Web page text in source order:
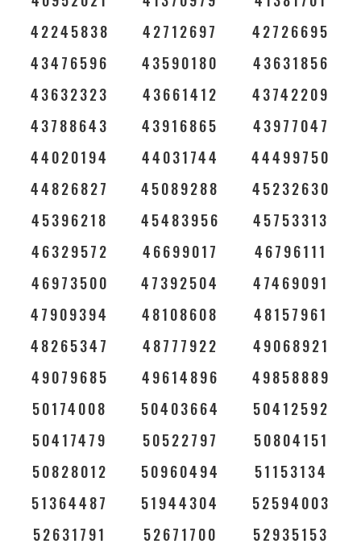
42245838
42712697
42726695
43476596
43590180
43631856
43632323
43661412
43742209
43788643
43916865
43977047
44020194
44031744
44499750
44826827
45089288
45232630
45396218
45483956
45753313
46329572
46699017
46796111
46973500
47392504
47469091
47909394
48108608
48157961
48265347
48777922
49068921
49079685
49614896
49858889
50174008
50403664
50412592
50417479
50522797
50804151
50828012
50960494
51153134
51364487
51944304
52594003
52631791
52671700
52935153